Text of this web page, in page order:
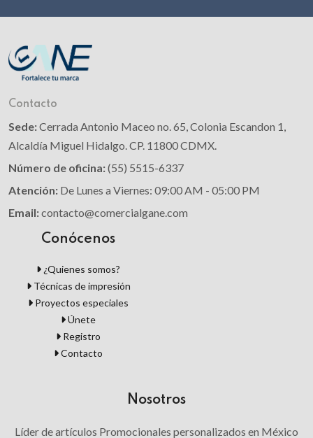
Contacto
Sede:Cerrada Antonio Maceo no. 65, Colonia Escandon 1,
Alcaldía Miguel Hidalgo. CP. 11800 CDMX.
Número de oficina:(55) 5515-6337
Atención: De Lunes a Viernes: 09:00 AM - 05:00 PM
Email:contacto@comercialgane.com
Conócenos
¿Quienes somos?
Técnicas de impresión
Proyectos especiales
Únete
Registro
Contacto
Nosotros
Líder de artículos Promocionales personalizados en México